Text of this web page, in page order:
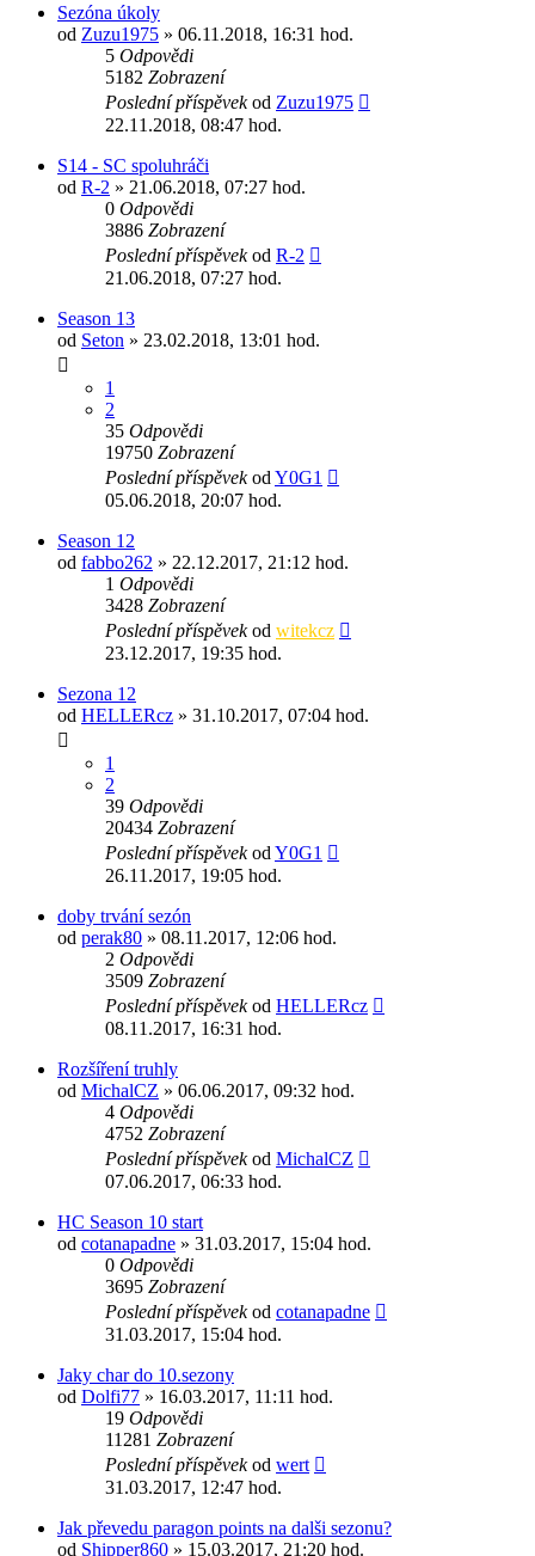
Sezóna úkoly
od Zuzu1975 » 06.11.2018, 16:31 hod.
5 Odpovědi
5182 Zobrazení
Poslední příspěvekod Zuzu1975
22.11.2018, 08:47 hod.
S14 - SC spoluhráči
od R-2 » 21.06.2018, 07:27 hod.
0 Odpovědi
3886 Zobrazení
Poslední příspěvekod R-2
21.06.2018, 07:27 hod.
Season 13
od Seton » 23.02.2018, 13:01 hod.
1
2
35 Odpovědi
19750 Zobrazení
Poslední příspěvekod Y0G1
05.06.2018, 20:07 hod.
Season 12
od fabbo262 » 22.12.2017, 21:12 hod.
1 Odpovědi
3428 Zobrazení
Poslední příspěvekod witekcz
23.12.2017, 19:35 hod.
Sezona 12
od HELLERcz » 31.10.2017, 07:04 hod.
1
2
39 Odpovědi
20434 Zobrazení
Poslední příspěvekod Y0G1
26.11.2017, 19:05 hod.
doby trvání sezón
od perak80 » 08.11.2017, 12:06 hod.
2 Odpovědi
3509 Zobrazení
Poslední příspěvekod HELLERcz
08.11.2017, 16:31 hod.
Rozšíření truhly
od MichalCZ » 06.06.2017, 09:32 hod.
4 Odpovědi
4752 Zobrazení
Poslední příspěvekod MichalCZ
07.06.2017, 06:33 hod.
HC Season 10 start
od cotanapadne » 31.03.2017, 15:04 hod.
0 Odpovědi
3695 Zobrazení
Poslední příspěvekod cotanapadne
31.03.2017, 15:04 hod.
Jaky char do 10.sezony
od Dolfi77 » 16.03.2017, 11:11 hod.
19 Odpovědi
11281 Zobrazení
Poslední příspěvekod wert
31.03.2017, 12:47 hod.
Jak převedu paragon points na dalši sezonu?
od Shipper860 » 15.03.2017, 21:20 hod.